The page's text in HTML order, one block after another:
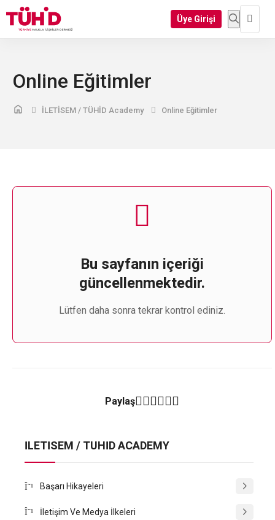
Üye Girişi
Online Eğitimler
İLETİSEM / TÜHİD Academy Online Eğitimler
İLETİSEM / TÜHİD ACADEMY
Başarı Hikayeleri
İletişim Ve Medya İlkeleri
Bu sayfanın içeriği
güncellenmektedir.
Lütfen daha sonra tekrar kontrol ediniz.
Paylaş